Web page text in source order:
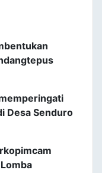
Desa Senduro